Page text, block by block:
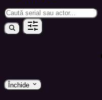
Închide keyboard_arrow_down